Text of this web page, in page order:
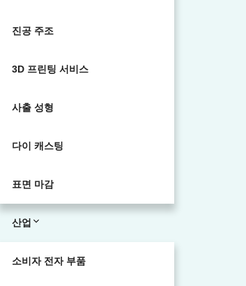
진공 주조
3D 프린팅 서비스
사출 성형
다이 캐스팅
표면 마감
산업
소비자 전자 부품